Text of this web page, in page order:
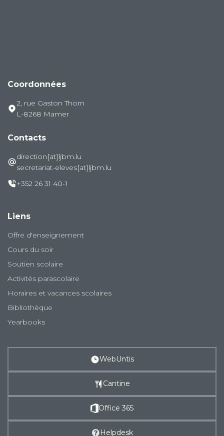
Coordonnées
2, rue Gaston Thorn
L-8268 Mamer
Contacts
direction[at]ljbm.lu
secretariat-eleves[at]ljbm.lu
+352 26 31 40-1
Liens
Offre d'enseignement
Cours du soir
Soutien scolaire
Activités parascolaire
Horaires et vacances scolaires
Bibliothèque
Yearbooks
WebUntis
Cantine
Office 365
Helpdesk